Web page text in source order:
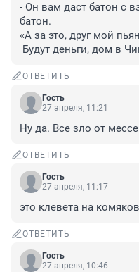
- Он вам даст батон с
батон.
«А за это, друг мой
Будут деньги, дом в
ОТВЕТИТЬ
Гость
27 апреля, 11:21
Ну да. Все зло от
ОТВЕТИТЬ
Гость
27 апреля, 11:17
это клевета на комяков
ОТВЕТИТЬ
Гость
27 апреля, 10:46